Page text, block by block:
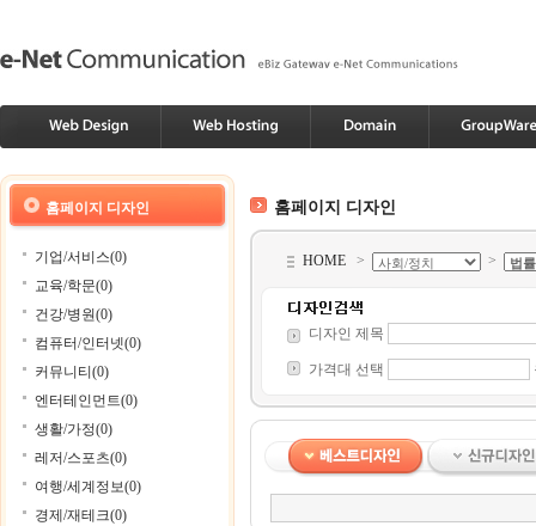
홈페이지 디자인
기업/서비스(0)
교육/학문(0)
건강/병원(0)
컴퓨터/인터넷(0)
커뮤니티(0)
엔터테인먼트(0)
생활/가정(0)
레저/스포츠(0)
여행/세계정보(0)
경제/재테크(0)
홈페이지 디자인
HOME > >
디자인 제목
가격대 선택